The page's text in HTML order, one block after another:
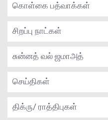
கொள்கை பத்வாக்கள்
சிறப்பு நாட்கள்
சுன்னத் வல் ஜமாஅத்
செய்திகள்
திக்ரு/ ராத்திபுகள்